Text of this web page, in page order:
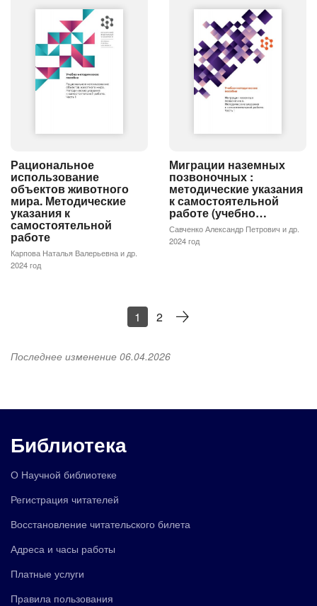
Рациональное
использование
объектов животного
мира. Методические
указания к
самостоятельной
работе
Карпова Наталья Валерьевна и др.
2024 год
Миграции наземных
позвоночных :
методические указания
к самостоятельной
работе (учебно…
Савченко Александр Петрович и др.
2024 год
1 2
Последнее изменение 06.04.2026
Библиотека
О Научной библиотеке
Регистрация читателей
Восстановление читательского билета
Адреса и часы работы
Платные услуги
Правила пользования